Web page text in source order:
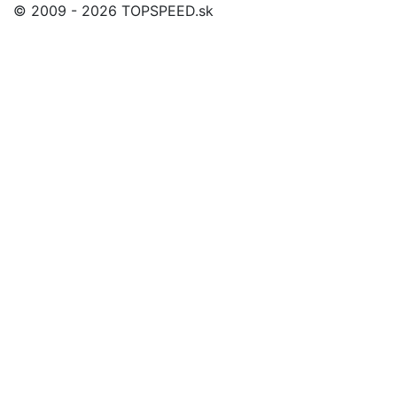
© 2009 - 2026 TOPSPEED.sk